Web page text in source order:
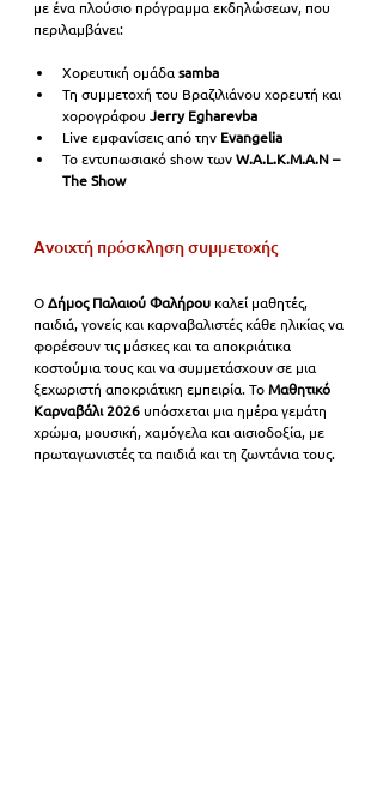
με ένα πλούσιο πρόγραμμα εκδηλώσεων, που
περιλαμβάνει:
Χορευτική ομάδα samba
Τη συμμετοχή του Βραζιλιάνου χορευτή και
χορογράφου Jerry Egharevba
Live εμφανίσεις από την Evangelia
Το εντυπωσιακό show των W.A.L.K.M.A.N –
The Show
Ανοιχτή πρόσκληση συμμετοχής
Ο Δήμος Παλαιού Φαλήρου καλεί μαθητές,
παιδιά, γονείς και καρναβαλιστές κάθε ηλικίας να
φορέσουν τις μάσκες και τα αποκριάτικα
κοστούμια τους και να συμμετάσχουν σε μια
ξεχωριστή αποκριάτικη εμπειρία. Το Μαθητικό
Καρναβάλι 2026 υπόσχεται μια ημέρα γεμάτη
χρώμα, μουσική, χαμόγελα και αισιοδοξία, με
πρωταγωνιστές τα παιδιά και τη ζωντάνια τους.